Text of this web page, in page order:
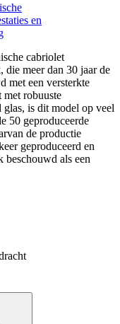
en
cabriolet
die meer dan 30 jaar de
met een versterkte
met robuuste
glas, is dit model op veel
50 geproduceerde
de productie
geproduceerd en
beschouwd als een